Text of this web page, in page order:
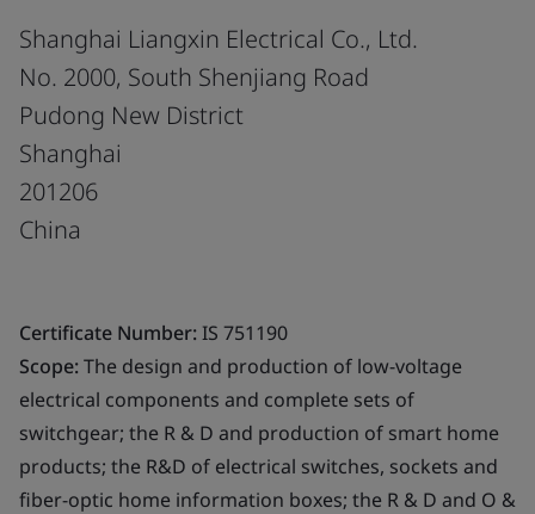
Shanghai Liangxin Electrical Co., Ltd.
No. 2000, South Shenjiang Road
Pudong New District
Shanghai
201206
China
Certificate Number:IS 751190
Scope:The design and production of low-voltage
electrical components and complete sets of
switchgear; the R & D and production of smart home
products; the R&D of electrical switches, sockets and
fiber-optic home information boxes; the R & D and O &